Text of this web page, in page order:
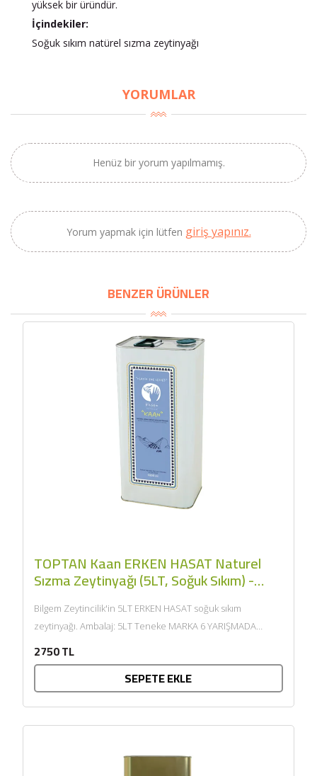
yüksek bir üründür.
İçindekiler:
Soğuk sıkım natürel sızma zeytinyağı
YORUMLAR
Henüz bir yorum yapılmamış.
Yorum yapmak için lütfen giriş yapınız.
BENZER ÜRÜNLER
TOPTAN Kaan ERKEN HASAT Naturel
Sızma Zeytinyağı (5LT, Soğuk Sıkım) -
Bilgem Zeytincilik
Bilgem Zeytincilik'in 5LT ERKEN HASAT soğuk sıkım
zeytinyağı. Ambalaj: 5LT Teneke MARKA 6 YARIŞMADA
bölgelerinde kendilerine ait...
2750 TL
SEPETE EKLE
BU HAFTANIN PLANLI İNDİRİMİ
2690,00 TL
2071,30 TL
Kaan Olgun Hasat
Naturel Sızma
Zeytinyağı (5lt, Soğuk
Zeytincilik